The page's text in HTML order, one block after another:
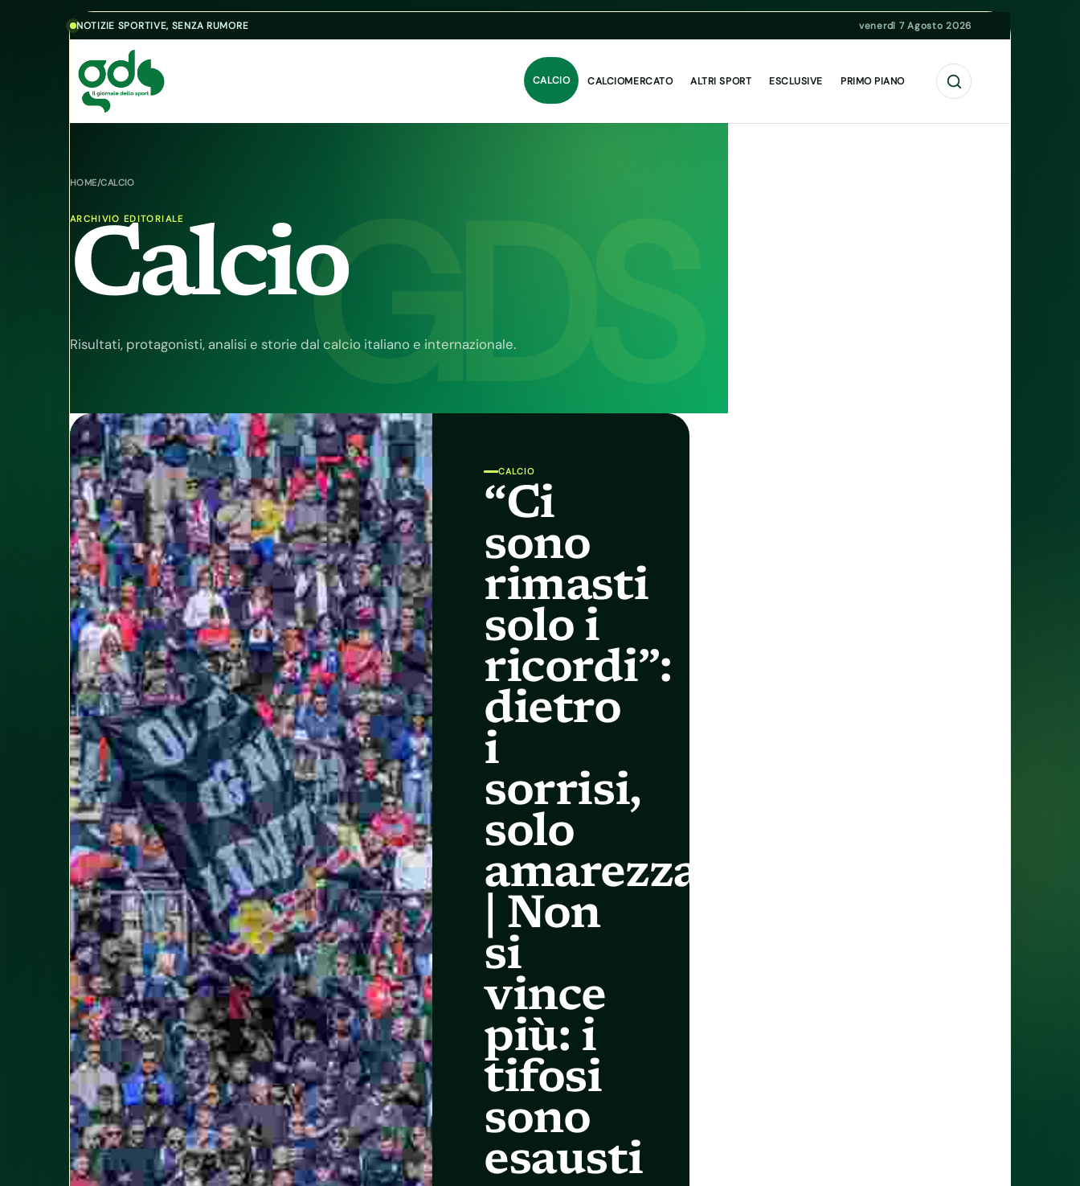
Skip to content
NOTIZIE SPORTIVE, SENZA RUMORE venerdì 7 Agosto 2026
CALCIO CALCIOMERCATO ALTRI SPORT ESCLUSIVE PRIMO PIANO Cerca
HOME/CALCIO
ARCHIVIO EDITORIALE
Calcio
Risultati, protagonisti, analisi e storie dal calcio italiano e internazionale.
GDS
CALCIO
“Ci
sono
rimasti
solo i
ricordi”:
dietro
i
sorrisi,
solo
amarezza
| Non
si
vince
più: i
tifosi
sono
esausti